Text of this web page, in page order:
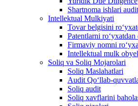
Shartnoma ishlari
Intellektual Mulkiyati
Tovar belgisini
Patentlarni roʻyxatdan
Firmaviy nomni
Intellektual mulk
Soliq va Soliq Mojarolari
Soliq Maslahatlari
Audit Qo‘llab-
Soliq audit
Soliq xavflarini